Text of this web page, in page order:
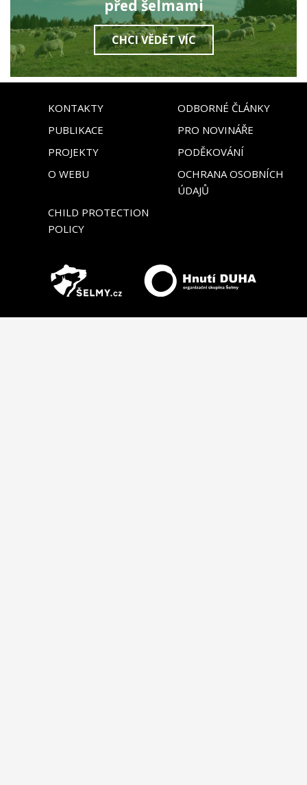
před šelmami
CHCI VĚDĚT VÍC
KONTAKTY
ODBORNÉ ČLÁNKY
PUBLIKACE
PRO NOVINÁŘE
PROJEKTY
PODĚKOVÁNÍ
O WEBU
OCHRANA OSOBNÍCH
ÚDAJŮ
CHILD PROTECTION
POLICY